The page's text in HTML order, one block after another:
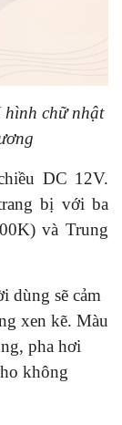
chữ nhật
DC 12V.
bị với ba
và Trung
dùng sẽ cảm
xen kẽ. Màu
pha hơi
không